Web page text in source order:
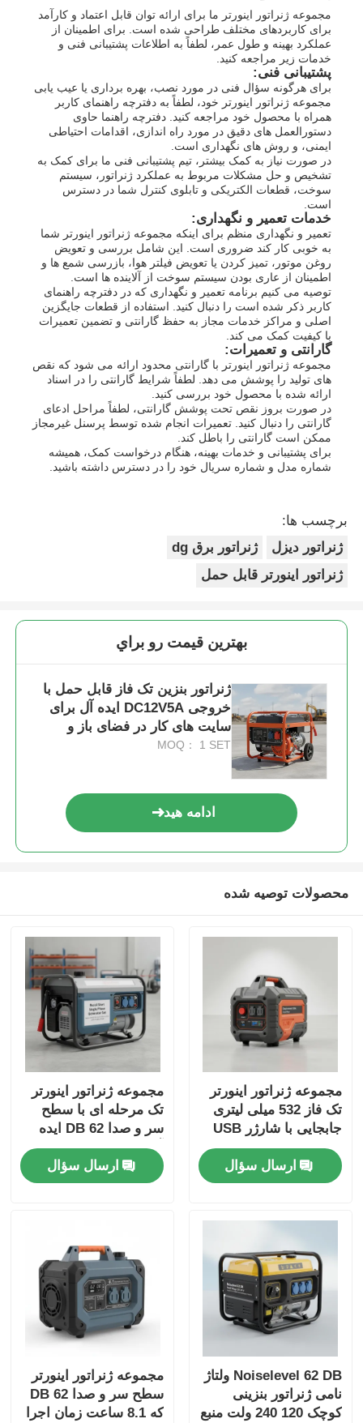
مجموعه ژنراتور اینورتر ما برای ارائه توان قابل اعتماد و کارآمد
برای کاربردهای مختلف طراحی شده است. برای اطمینان از
عملکرد بهینه و طول عمر، لطفاً به اطلاعات پشتیبانی فنی و
خدمات زیر مراجعه کنید.
پشتیبانی فنی:
برای هرگونه سؤال فنی در مورد نصب، بهره برداری یا عیب یابی
مجموعه ژنراتور اینورتر خود، لطفاً به دفترچه راهنمای کاربر
همراه با محصول خود مراجعه کنید. دفترچه راهنما حاوی
دستورالعمل های دقیق در مورد راه اندازی، اقدامات احتیاطی
ایمنی، و روش های نگهداری است.
در صورت نیاز به کمک بیشتر، تیم پشتیبانی فنی ما برای کمک به
تشخیص و حل مشکلات مربوط به عملکرد ژنراتور، سیستم
سوخت، قطعات الکتریکی و تابلوی کنترل شما در دسترس
است.
خدمات تعمیر و نگهداری:
تعمیر و نگهداری منظم برای اینکه مجموعه ژنراتور اینورتر شما
به خوبی کار کند ضروری است. این شامل بررسی و تعویض
روغن موتور، تمیز کردن یا تعویض فیلتر هوا، بازرسی شمع ها و
اطمینان از عاری بودن سیستم سوخت از آلاینده ها است.
توصیه می کنیم برنامه تعمیر و نگهداری که در دفترچه راهنمای
کاربر ذکر شده است را دنبال کنید. استفاده از قطعات جایگزین
اصلی و مراکز خدمات مجاز به حفظ گارانتی و تضمین تعمیرات
با کیفیت کمک می کند.
گارانتی و تعمیرات:
مجموعه ژنراتور اینورتر با گارانتی محدود ارائه می شود که نقص
های تولید را پوشش می دهد. لطفاً شرایط گارانتی را در اسناد
ارائه شده با محصول خود بررسی کنید.
در صورت بروز نقص تحت پوشش گارانتی، لطفاً مراحل ادعای
گارانتی را دنبال کنید. تعمیرات انجام شده توسط پرسنل غیرمجاز
ممکن است گارانتی را باطل کند.
برای پشتیبانی و خدمات بهینه، هنگام درخواست کمک، همیشه
شماره مدل و شماره سریال خود را در دسترس داشته باشید.
برچسب ها:
ژنراتور دیزل
ژنراتور برق dg
ژنراتور اینورتر قابل حمل
بهترين قيمت رو براي
ژنراتور بنزین تک فاز قابل حمل با
خروجی DC12V5A ایده آل برای
سایت های کار در فضای باز و
پشتیبان قدرت اضطراری
MOQ： 1 SET
ادامه هید
محصولات توصیه شده
مجموعه ژنراتور اینورتر
تک فاز 532 میلی لیتری
جابجایی با شارژر USB
DC5V1A منبع انرژی
برای پشتیبان گیری
اضطراری
ارسال سؤال
مجموعه ژنراتور اینورتر
تک مرحله ای با سطح
سر و صدا 62 DB ایده
آل برای ساخت و ساز و
برق اضطراریارسال سؤال
Noiselevel 62 DB ولتاژ
نامی ژنراتور بنزینی
کوچک 120 240 ولت منبع
مجموعه ژنراتور اینورتر
سطح سر و صدا 62 DB
که 8.1 ساعت زمان اجرا